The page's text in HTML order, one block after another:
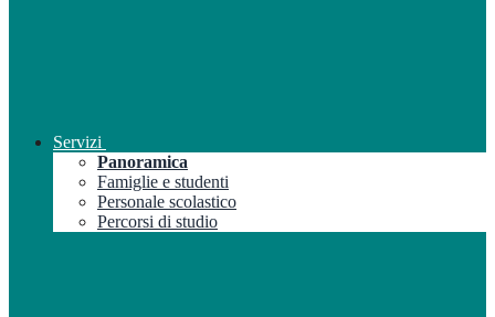
Servizi
Panoramica
Famiglie e studenti
Personale scolastico
Percorsi di studio